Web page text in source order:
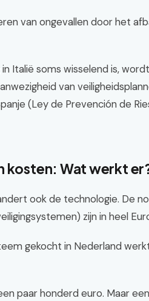
van ongevallen door het
in Italië soms wisselend is,
van
(Ley de Prevención de
kosten: Wat werkt
ook de technologie. De
zijn in heel
gekocht in Nederland
paar honderd euro. Maar